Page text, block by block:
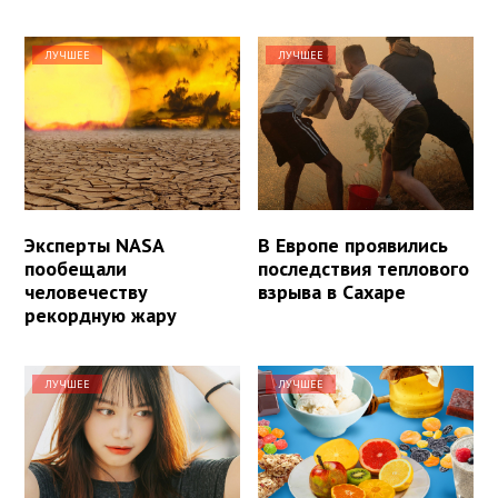
ЛУЧШЕЕ
Эксперты NASA
пообещали
человечеству
рекордную жару
ЛУЧШЕЕ
В Европе проявились
последствия теплового
взрыва в Сахаре
ЛУЧШЕЕ ЛУЧШЕЕ